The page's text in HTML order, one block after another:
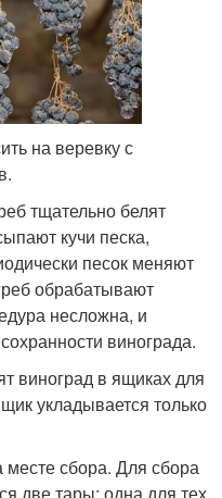
на веревку с
тщательно белят
кучи песка,
песок меняют
обрабатывают
несложна, и
винограда.
виноград в ящиках для
укладывается только
месте сбора. Для сбора